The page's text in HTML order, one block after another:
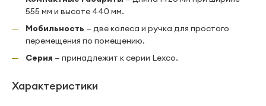
555 мм и высоте 440 мм.
Мобильность — две колеса и ручка для простого
перемещения по помещению.
Серия — принадлежит к серии Lexco.
Характеристики